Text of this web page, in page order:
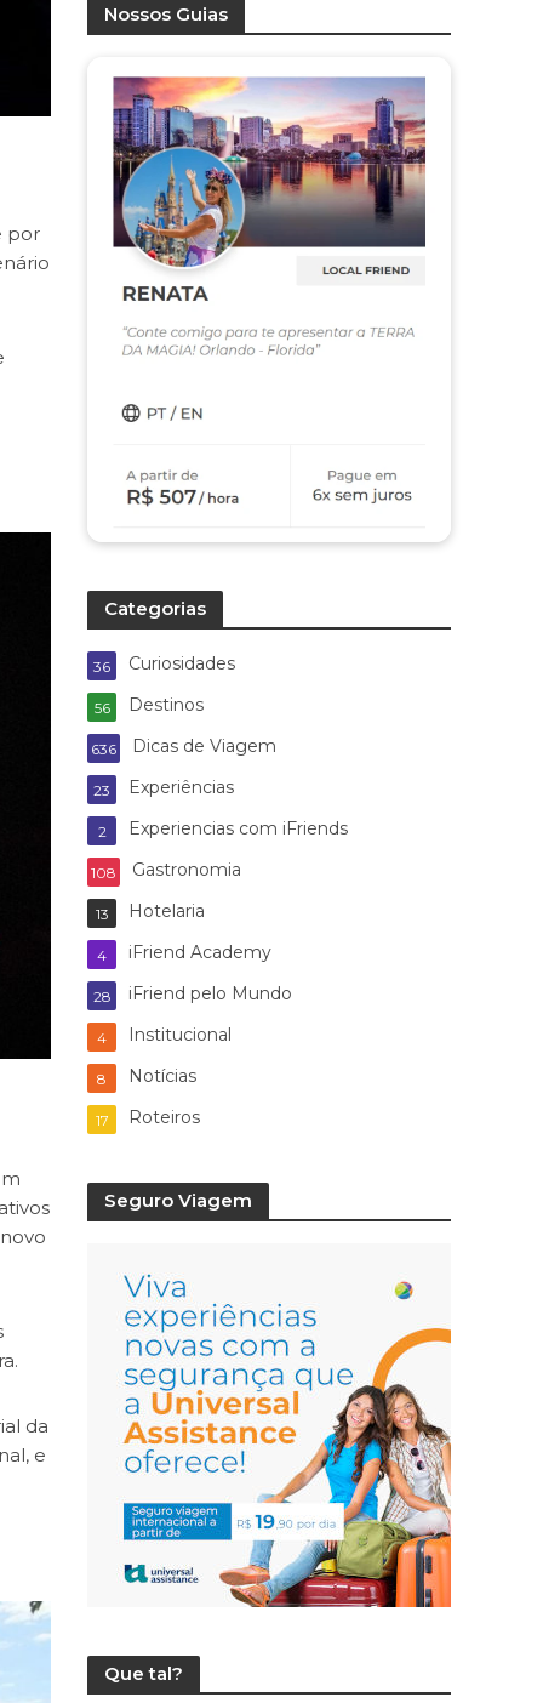
por
da
e
Nossos Guias
Categorias
Curiosidades
36
Destinos
56
Dicas de Viagem
636
Experiências
23
Experiencias com iFriends
2
Gastronomia
108
Hotelaria
13
iFriend Academy
4
iFriend pelo Mundo
28
Institucional
4
Notícias
8
Roteiros
17
Seguro Viagem
Que tal?